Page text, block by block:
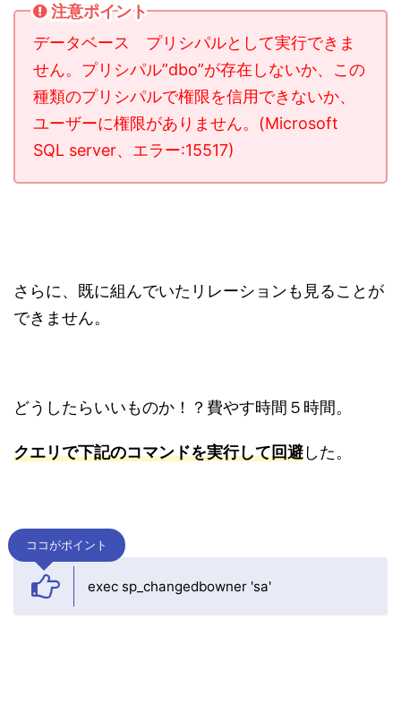
注意ポイント
データベース プリシパルとして実行できま
せん。プリシパル”dbo”が存在しないか、この
種類のプリシパルで権限を信用できないか、
ユーザーに権限がありません。(Microsoft
SQL server、エラー:15517)
さらに、既に組んでいたリレーションも見ることが
できません。
どうしたらいいものか！？費やす時間５時間。
クエリで下記のコマンドを実行して回避した。
ココがポイント
exec sp_changedbowner 'sa'